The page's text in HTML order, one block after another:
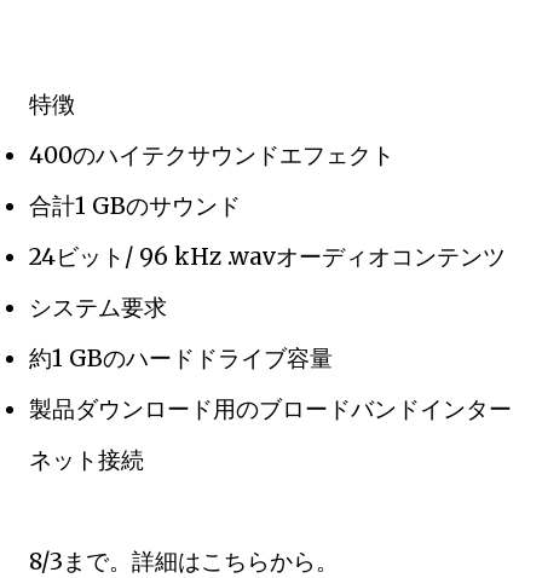
特徴
400のハイテクサウンドエフェクト
合計1 GBのサウンド
24ビット/ 96 kHz .wavオーディオコンテンツ
システム要求
約1 GBのハードドライブ容量
製品ダウンロード用のブロードバンドインター
ネット接続
8/3まで。詳細はこちらから。